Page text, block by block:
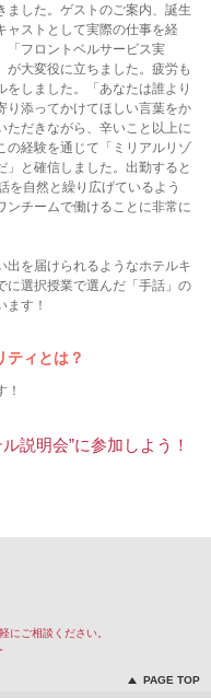
ました。ゲストのご案内、誕生
ャストとして実際の仕事を経
「フロントベルサービス実
大変役に立ちました。疲労も
しました。「あなたは誰より
り添ってかけてほしい言葉をか
ただきながら、辛いこと以上に
の経験を通じて「ミリアルリゾ
と確信しました。出勤すると
を自然と繰り広げているよう
ンチームで働けることに非常に
出を届けられるようなホテルキ
に選択授業で選んだ「手話」の
ます！
ティとは？
！
説明会”に参加しよう！
にご相談ください。
PAGE TOP